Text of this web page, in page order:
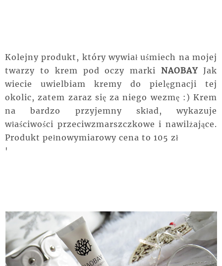
Kolejny produkt, który wywiał uśmiech na mojej
twarzy to krem pod oczy markiNAOBAYJak
wiecie uwielbiam kremy do pielęgnacji tej
okolic, zatem zaraz się za niego wezmę :) Krem
na bardzo przyjemny skład, wykazuje
właściwości przeciwzmarszczkowe i nawilżające.
Produkt pełnowymiarowy cena to 105 zł
'